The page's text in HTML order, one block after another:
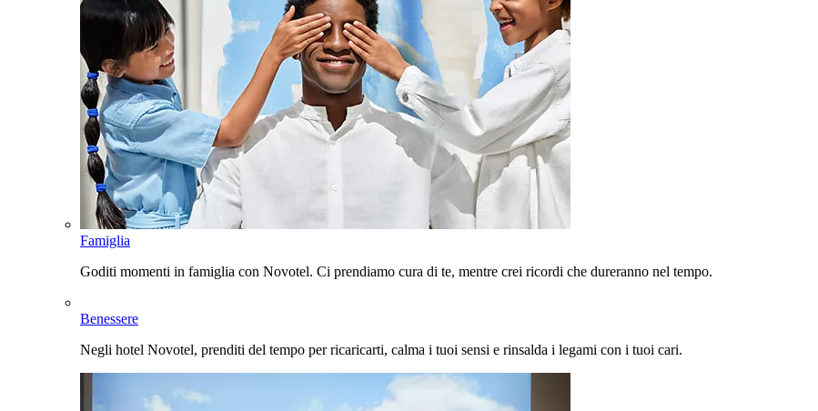
Famiglia
Goditi momenti in famiglia con Novotel. Ci prendiamo cura di te, mentre crei ricordi che dureranno nel tempo.
Benessere
Negli hotel Novotel, prenditi del tempo per ricaricarti, calma i tuoi sensi e rinsalda i legami con i tuoi cari.